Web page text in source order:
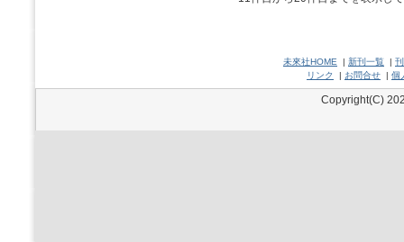
未來社HOME | 新刊一覧 |
リンク
| お問合せ | 個
Copyright(C)